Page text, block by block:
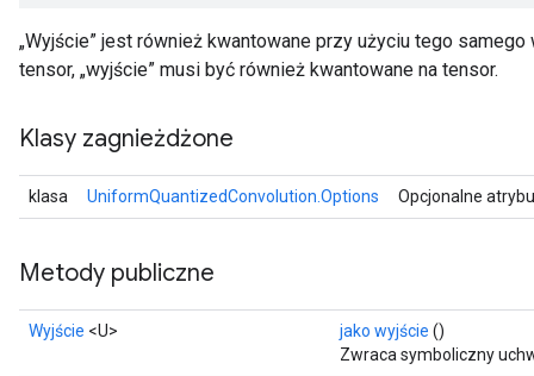
„Wyjście” jest również kwantowane przy użyciu tego
tensor, „wyjście” musi być również kwantowane na tensor.
Klasy zagnieżdżone
klasa UniformQuantizedConvolution.Options Opcjonalne
Metody publiczne
Wyjście <U> jako wyjście ()
Zwraca symboliczny